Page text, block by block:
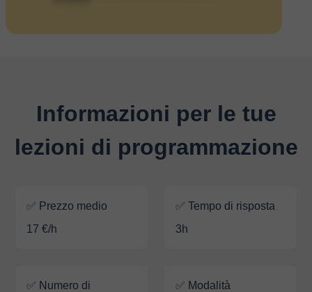
Informazioni per le tue
lezioni di programmazione
✅ Prezzo medio
17 €/h
✅ Tempo di risposta
3h
✅ Numero di
✅ Modalità